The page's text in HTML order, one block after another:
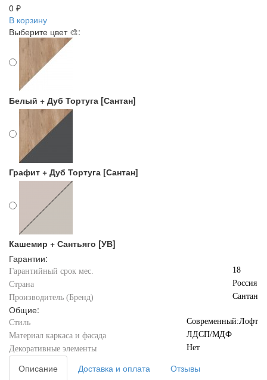
0 ₽
В корзину
Выберите цвет 🎨:
Белый + Дуб Тортуга [Сантан]
Графит + Дуб Тортуга [Сантан]
Кашемир + Сантьяго [УВ]
Гарантии:
Гарантийный срок мес.
18
Страна
Россия
Производитель (Бренд)
Сантан
Общие:
Стиль
Современный:Лофт
Материал каркаса и фасада
ЛДСП/МДФ
Декоративные элементы
Нет
Описание Доставка и оплата
Отзывы